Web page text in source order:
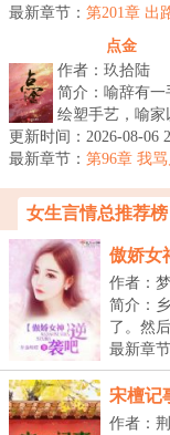
他总会说些郑先
过的，她听起...
最新章节： 第201章 出
点金
作者：玖拾陆
简介：喻辞有一
绘塑手艺，喻家
盛，也因此获罪
死、流放的流放
更新时间：2026-08-06
最新章节： 第96章 我
女生言情总推荐榜
傲娇女
作者：
简介：
了。然
前害...
最新章节
（大结
宋檀记
作者：